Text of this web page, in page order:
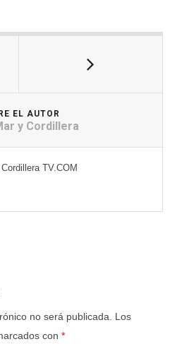
EL AUTOR
y Cordillera
TV.COM
no será publicada.
Los
con *